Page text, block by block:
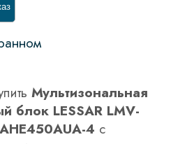
Мультизональная
блок LESSAR LMV-
4 с